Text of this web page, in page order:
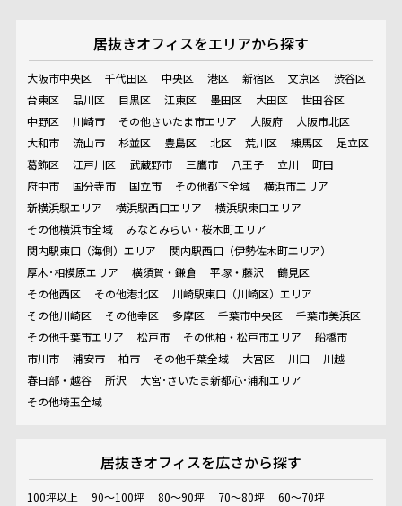
居抜きオフィスをエリアから探す
大阪市中央区 千代田区 中央区 港区 新宿区 文京区
渋谷区
台東区
品川区 目黒区 江東区 墨田区 大田区
世田谷区
中野区
川崎市 その他さいたま市エリア 大阪府
大阪市北区
大和市
流山市 杉並区 豊島区 北区 荒川区 練馬区
足立区
葛飾区
江戸川区 武蔵野市 三鷹市 八王子 立川
町田
府中市
国分寺市 国立市 その他都下全域
横浜市エリア
新横浜駅エリア
横浜駅西口エリア
横浜駅東口エリア
その他横浜市全域
みなとみらい・桜木町エリア
関内駅東口（海側）エリア
関内駅西口（伊勢佐木町エリア）
厚木･相模原エリア
横須賀・鎌倉 平塚・藤沢
鶴見区
その他西区
その他港北区
川崎駅東口（川崎区）エリア
その他川崎区
その他幸区 多摩区 千葉市中央区
千葉市美浜区
その他千葉市エリア
松戸市 その他柏・松戸市エリア
船橋市
市川市
浦安市 柏市 その他千葉全域 大宮区 川口
川越
春日部・越谷
所沢
大宮･さいたま新都心･浦和エリア
その他埼玉全域
居抜きオフィスを広さから探す
100坪以上 90～100坪 80～90坪 70～80坪
60～70坪